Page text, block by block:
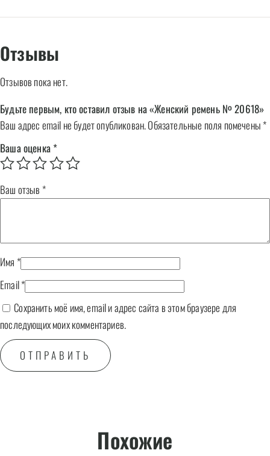
Отзывы
Отзывов пока нет.
Будьте первым, кто оставил отзыв на «Женский ремень № 20618»
Ваш адрес email не будет опубликован.Обязательные поля помечены*
Ваша оценка *
Ваш отзыв *
Имя *
Email*
Сохранить моё имя, email и адрес сайта в этом браузере для
последующих моих комментариев.
Похожие